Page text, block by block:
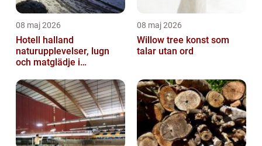
08 maj 2026
Hotell halland
naturupplevelser, lugn
och matglädje i
08 maj 2026
Willow tree konst som
talar utan ord